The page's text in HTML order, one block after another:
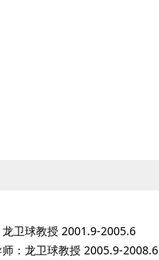
卫球教授 2001.9-2005.6
：龙卫球教授 2005.9-2008.6